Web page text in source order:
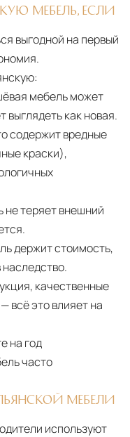
МЕБЕЛЬ, ЕСЛИ
выгодной на первый
мебель может
выглядеть как новая.
содержит вредные
краски),
не теряет внешний
держит стоимость,
качественные
всё это влияет на
на год
часто
МЕБЕЛИ
используют